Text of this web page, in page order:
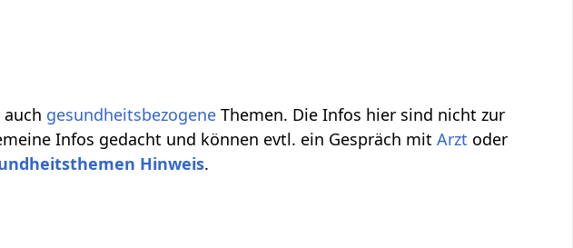
gesundheitsbezogene Themen. Die Infos hier sind nicht zur
Infos gedacht und können evtl. ein Gespräch mitArzt oder
Hinweis.